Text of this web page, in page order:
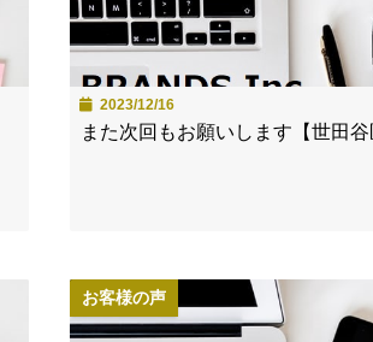
2023/12/16
また次回もお願いします【世田谷
お客様の声